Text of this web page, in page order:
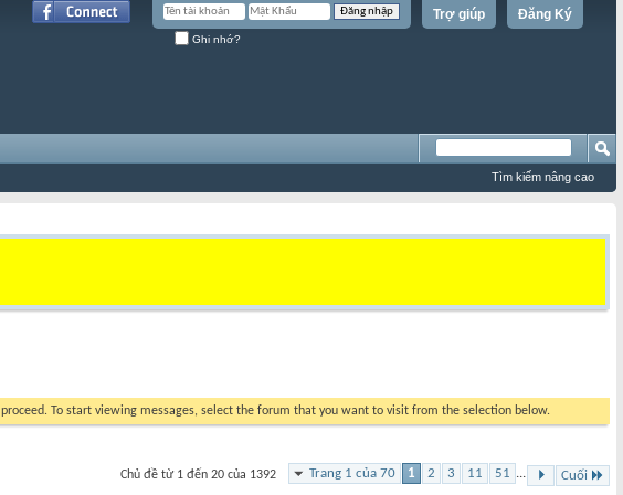
Đăng Ký
Trợ giúp
Ghi nhớ?
Tìm kiếm nâng cao
To start viewing messages, select the forum that you want to visit from the selection below.
Trang 1 của 70 1 2 3 11 51 ... Cuối
Chủ đề từ 1 đến 20 của 1392